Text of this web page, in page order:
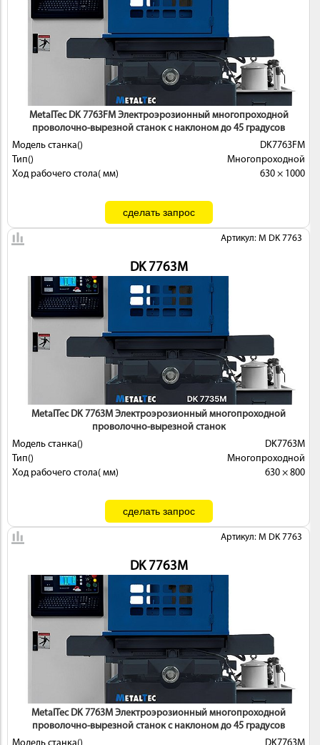
MetalTec DK 7763FМ Электроэрозионный многопроходной
проволочно-вырезной станок с наклоном до 45 градусов
Модель станка()
DK7763FМ
Тип()
Многопроходной
Ход рабочего стола( мм)
630 × 1000
Артикул: M DK 7763
DK 7763М
MetalTec DK 7763М Электроэрозионный многопроходной
проволочно-вырезной станок
Модель станка()
DK7763М
Тип()
Многопроходной
Ход рабочего стола( мм)
630 × 800
Артикул: M DK 7763
DK 7763М
MetalTec DK 7763М Электроэрозионный многопроходной
проволочно-вырезной станок с наклоном до 45 градусов